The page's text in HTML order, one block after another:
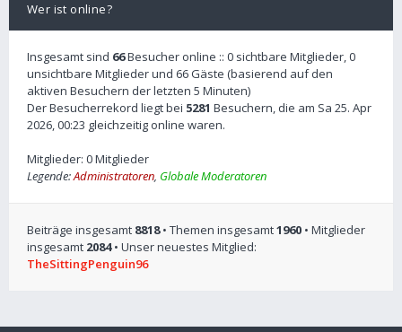
Wer ist online?
Insgesamt sind 66Besucher online :: 0 sichtbare Mitglieder, 0
unsichtbare Mitglieder und 66 Gäste (basierend auf den
aktiven Besuchern der letzten 5 Minuten)
Der Besucherrekord liegt bei 5281 Besuchern, die am Sa 25. Apr
2026, 00:23 gleichzeitig online waren.
Mitglieder: 0 Mitglieder
Legende:Administratoren, Globale Moderatoren
Beiträge insgesamt 8818• Themen insgesamt1960 • Mitglieder
insgesamt 2084• Unser neuestes Mitglied:
TheSittingPenguin96